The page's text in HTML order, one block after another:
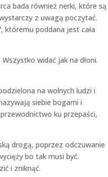
bada również nerki, które są
z uwagą poczytać.
któremu poddana jest cała
widać jak na dłoni.
na wolnych ludzi i
siebie bogami i
ku przepaści,
drogą, poprzez odczuwanie
bo tak musi być.
i zniknąć.